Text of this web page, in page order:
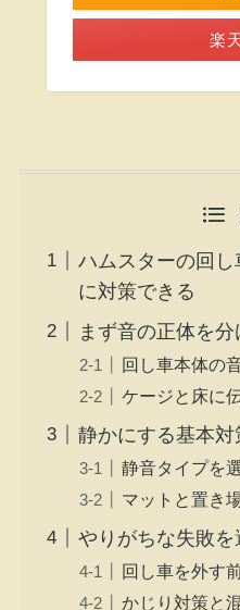
楽
ハムスターの回
に対策できる
まず音の正体を分
回し車本体の
ケージと床に
静かにする基本対
静音タイプを
マットと置き
やりがちな失敗を
回し車を外す
かじり対策と